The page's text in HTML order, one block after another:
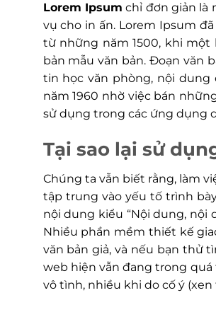
Lorem Ipsum chỉ đơn giản là
vụ cho in ấn. Lorem Ipsum
từ những năm 1500, khi một
bản mẫu văn bản. Đoạn văn
tin học văn phòng, nội
năm 1960 nhờ việc bán
sử dụng trong các ứng dụng
Tại sao lại sử
Chúng ta vẫn biết rằng, làm
tập trung vào yếu tố trình
nội dung kiểu “Nội dung, nội
Nhiều phần mềm thiết kế
văn bản giả, và nếu bạn thử
web hiện vẫn đang trong
vô tình, nhiều khi do cố ý